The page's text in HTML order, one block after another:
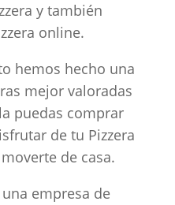
y también
online.
hemos hecho una
mejor valoradas
puedas comprar
de tu Pizzera
de casa.
una empresa de